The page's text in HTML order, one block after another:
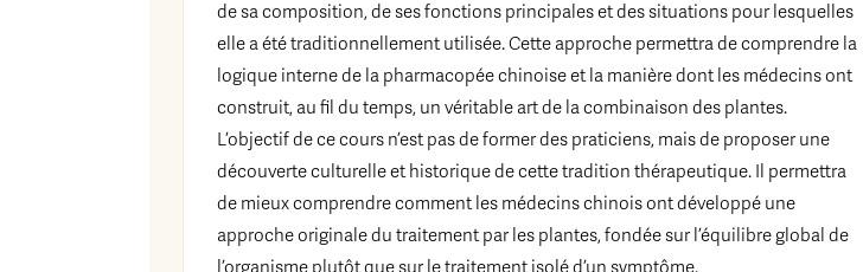
de sa composition, de ses fonctions principales et des situations pour lesquelles
elle a été traditionnellement utilisée. Cette approche permettra de comprendre la
logique interne de la pharmacopée chinoise et la manière dont les médecins ont
construit, au fil du temps, un véritable art de la combinaison des plantes.
L’objectif de ce cours n’est pas de former des praticiens, mais de proposer une
découverte culturelle et historique de cette tradition thérapeutique. Il permettra
de mieux comprendre comment les médecins chinois ont développé une
approche originale du traitement par les plantes, fondée sur l’équilibre global de
l’organisme plutôt que sur le traitement isolé d’un symptôme.